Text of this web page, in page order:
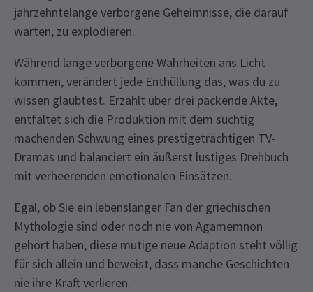
jahrzehntelange verborgene Geheimnisse, die darauf
warten, zu explodieren.
Während lange verborgene Wahrheiten ans Licht
kommen, verändert jede Enthüllung das, was du zu
wissen glaubtest. Erzählt über drei packende Akte,
entfaltet sich die Produktion mit dem süchtig
machenden Schwung eines prestigeträchtigen TV-
Dramas und balanciert ein äußerst lustiges Drehbuch
mit verheerenden emotionalen Einsätzen.
Egal, ob Sie ein lebenslanger Fan der griechischen
Mythologie sind oder noch nie von Agamemnon
gehört haben, diese mutige neue Adaption steht völlig
für sich allein und beweist, dass manche Geschichten
nie ihre Kraft verlieren.